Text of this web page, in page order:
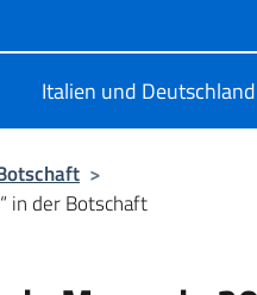
Italien und Deutschland
>
in der Botschaft